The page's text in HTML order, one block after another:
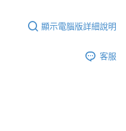
顯示電腦版詳細說明
客服